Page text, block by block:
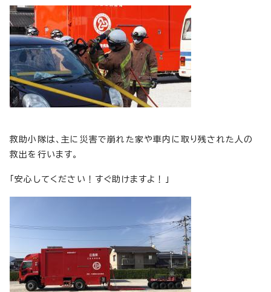
救助小隊は、主に災害で崩れた家や車内に取り残された人の
救出を行います。
「安心してください！すぐ助けますよ！」